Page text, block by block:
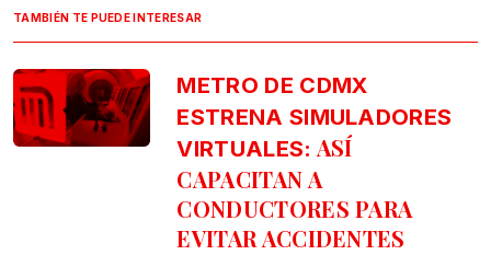
TAMBIÉN TE PUEDE INTERESAR
METRO DE CDMX
ESTRENA SIMULADORES
VIRTUALES: ASÍ
CAPACITAN A
CONDUCTORES PARA
EVITAR ACCIDENTES